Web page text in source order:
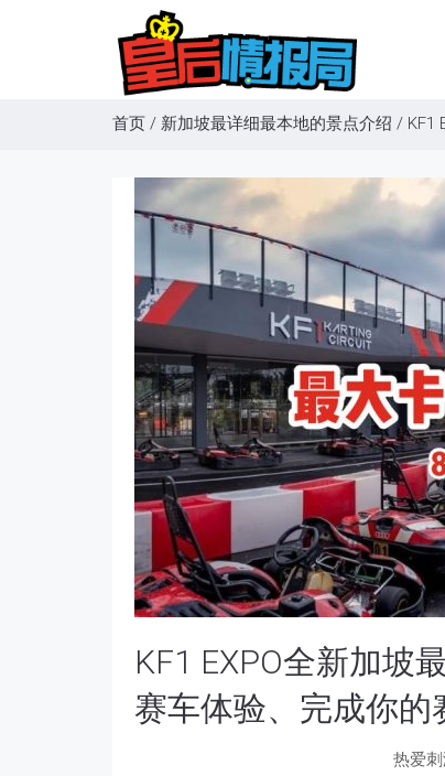
首页 / 新加坡最详细最本地的景点介绍 / KF1
KF1 EXPO全新加坡
赛车体验、完成你的
热爱